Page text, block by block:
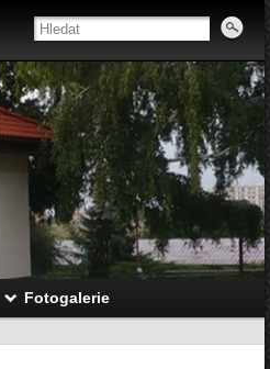
Fotogalerie